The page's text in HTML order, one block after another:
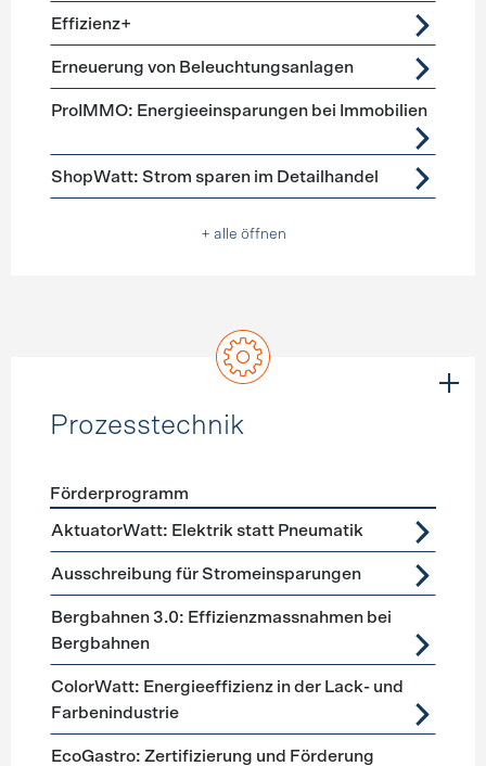
Effizienz+
Erneuerung von Beleuchtungsanlagen
ProIMMO: Energieeinsparungen bei Immobilien
ShopWatt: Strom sparen im Detailhandel
+ alle öffnen
Prozesstechnik
Förderprogramme Prozesstechnik
Förderprogramm
AktuatorWatt: Elektrik statt Pneumatik
Ausschreibung für Stromeinsparungen
Bergbahnen 3.0: Effizienzmassnahmen bei
Bergbahnen
ColorWatt: Energieeffizienz in der Lack- und
Farbenindustrie
EcoGastro: Zertifizierung und Förderung